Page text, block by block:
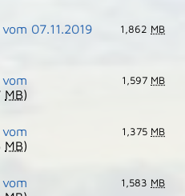
07.11.2019
1,862 MB
MB)
1,597 MB
MB)
1,375 MB
1,583 MB